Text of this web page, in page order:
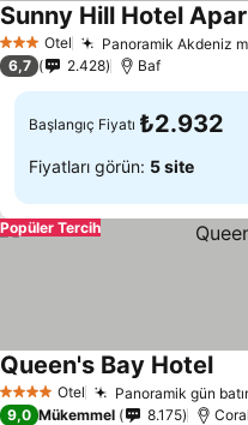
3 YıldızOtel Panoramik Akdeniz
Sunny Hill Hotel
6,7 2.428 Baf
Başlangıç Fiyatı ₺2.932
Fiyatları görün: 5 site
Popüler Tercih
4 Yıldız Otel Panoramik gün
Queen's Bay Hotel
9,0 Mükemmel 8.175